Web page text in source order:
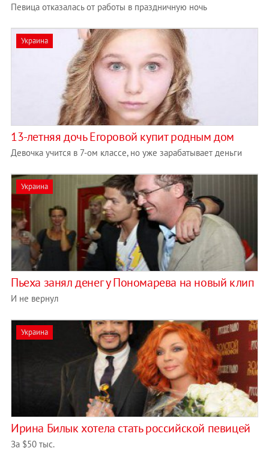
Певица отказалась от работы в праздничную ночь
Украина
13-летняя дочь Егоровой купит родным дом
Девочка учится в 7-ом классе, но уже зарабатывает деньги
Украина
Пьеха занял денег у Пономарева на новый клип
И не вернул
Украина
Ирина Билык хотела стать российской певицей
За $50 тыс.